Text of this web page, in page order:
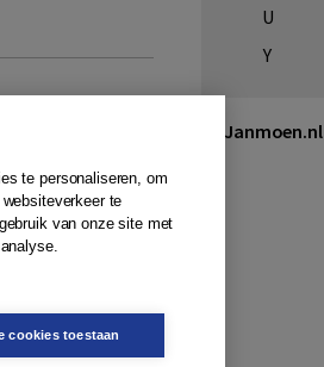
voor bestuurders,
in de
U
Y
Janmoen.nl
te personaliseren, om
te
van onze site met
cookies toestaan